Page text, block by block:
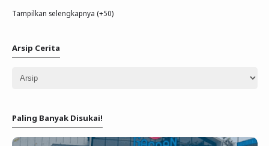
Tampilkan selengkapnya (+50)
Arsip Cerita
Paling Banyak Disukai!